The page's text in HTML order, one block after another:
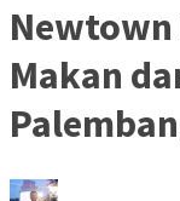
Makan